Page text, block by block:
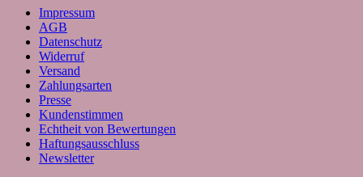
Impressum
AGB
Datenschutz
Widerruf
Versand
Zahlungsarten
Presse
Kundenstimmen
Echtheit von Bewertungen
Haftungsausschluss
Newsletter